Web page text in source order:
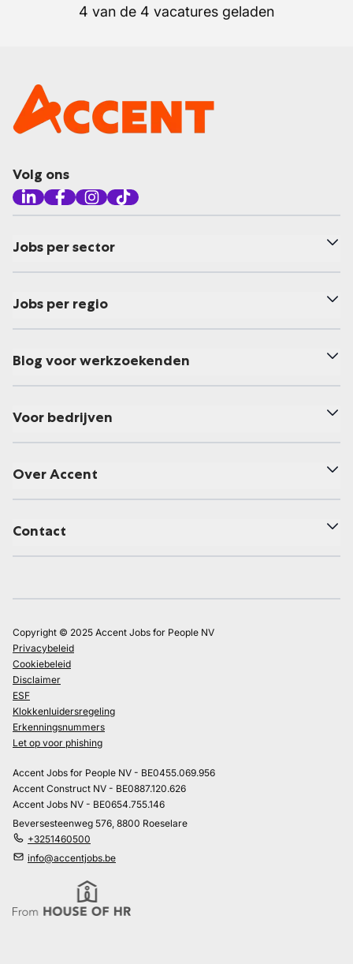
4 van de 4 vacatures geladen
Volg ons
Jobs per sector
Jobs per regio
Blog voor werkzoekenden
Voor bedrijven
Over Accent
Contact
Copyright © 2025 Accent Jobs for People NV
Privacybeleid
Cookiebeleid
Disclaimer
ESF
Klokkenluidersregeling
Erkenningsnummers
Let op voor phishing
Accent Jobs for People NV - BE0455.069.956
Accent Construct NV - BE0887.120.626
Accent Jobs NV - BE0654.755.146
Beversesteenweg 576, 8800 Roeselare
+3251460500
info@accentjobs.be